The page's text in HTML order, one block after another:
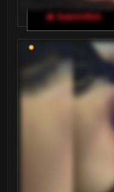
🔥 baeonlive